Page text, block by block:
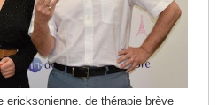
ericksonienne, de thérapie brève